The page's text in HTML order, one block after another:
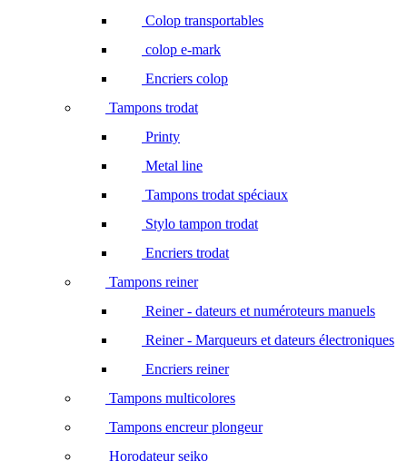
Colop transportables
colop e-mark
Encriers colop
Tampons trodat
Printy
Metal line
Tampons trodat spéciaux
Stylo tampon trodat
Encriers trodat
Tampons reiner
Reiner - dateurs et numéroteurs manuels
Reiner - Marqueurs et dateurs électroniques
Encriers reiner
Tampons multicolores
Tampons encreur plongeur
Horodateur seiko